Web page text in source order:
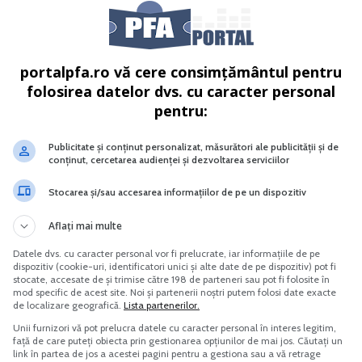
prepelitelor japoneze
Vreau acest produs →
6 luni de la publicarea Legii nr. 196/2021 in
de servicii se mai aplica cota redusa de TVA de 5%.
portalpfa.ro vă cere consimțământul pentru
folosirea datelor dvs. cu caracter personal
pentru:
Publicitate și conținut personalizat, măsurători ale publicității și de
conținut, cercetarea audienței și dezvoltarea serviciilor
Stocarea și/sau accesarea informațiilor de pe un dispozitiv
Aflați mai multe
Datele dvs. cu caracter personal vor fi prelucrate, iar informațiile de pe
dispozitiv (cookie-uri, identificatori unici și alte date de pe dispozitiv) pot fi
stocate, accesate de și trimise către 198 de parteneri sau pot fi folosite în
mod specific de acest site. Noi și partenerii noștri putem folosi date exacte
de localizare geografică. Lista partenerilor.
Unii furnizori vă pot prelucra datele cu caracter personal în interes legitim,
față de care puteți obiecta prin gestionarea opțiunilor de mai jos. Căutați un
link în partea de jos a acestei pagini pentru a gestiona sau a vă retrage